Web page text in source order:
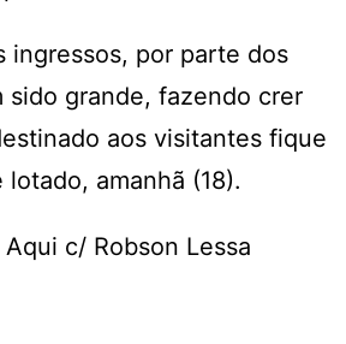
ingressos, por parte dos
sido grande, fazendo crer
aos visitantes fique
amanhã (18).
c/ Robson Lessa